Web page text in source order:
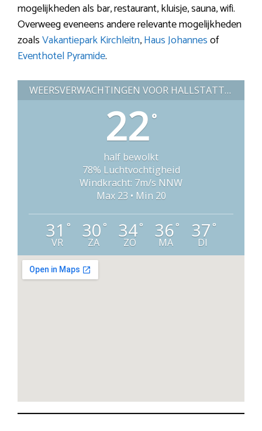
mogelijkheden als bar, restaurant, kluisje, sauna, wifi.
Overweeg eveneens andere relevante mogelijkheden
zoalsVakantiepark Kirchleitn,Haus Johannesof
Eventhotel Pyramide.
WEERSVERWACHTINGEN VOOR HALLSTATT (OOSTENRIJK)
22°
half bewolkt
78% Luchtvochtigheid
Windkracht: 7m/s NNW
Max 23 • Min 20
31 °
VR
30°
ZA
34°
ZO
36°
MA
37°
DI